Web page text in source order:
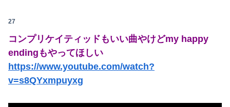
27
コンプリケイティッドもいい曲やけどmy happy
endingもやってほしい
https://www.youtube.com/watch?
v=s8QYxmpuyxg